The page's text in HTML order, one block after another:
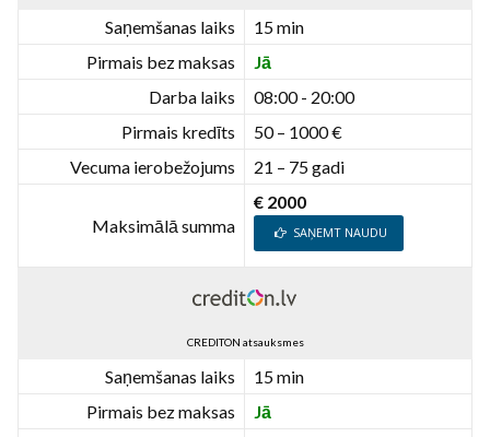
Saņemšanas laiks
15 min
Pirmais bez maksas
Jā
Darba laiks
08:00 - 20:00
Pirmais kredīts
50 – 1000 €
Vecuma ierobežojums
21 – 75 gadi
Maksimālā summa
€ 2000
SAŅEMT NAUDU
CREDITON atsauksmes
Saņemšanas laiks
15 min
Pirmais bez maksas
Jā